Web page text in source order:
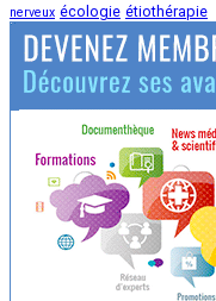
nerveux écologie étiothérapie